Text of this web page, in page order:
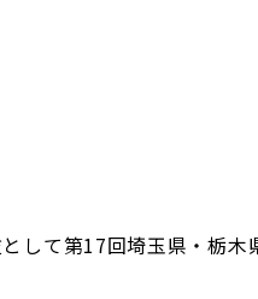
して第17回埼玉県・栃